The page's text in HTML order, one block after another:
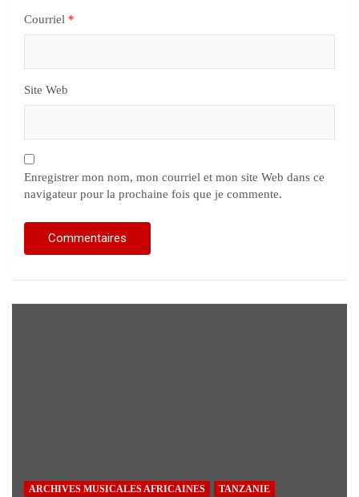
Courriel *
Site Web
Enregistrer mon nom, mon courriel et mon site Web dans ce
navigateur pour la prochaine fois que je commente.
ARCHIVES MUSICALES AFRICAINES TANZANIE